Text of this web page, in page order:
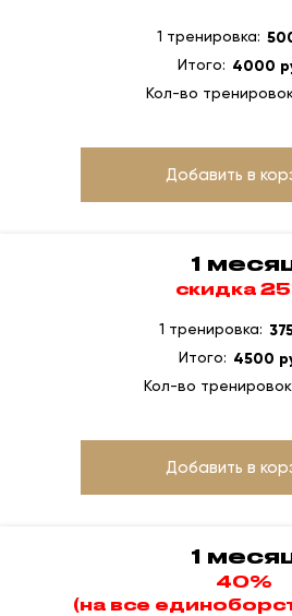
1 тренировка:
Итого: 4000
Кол-во
Добавить в
1
скидка
1 тренировка:
Итого: 4500
Кол-во
Добавить в
1
40%
(на все